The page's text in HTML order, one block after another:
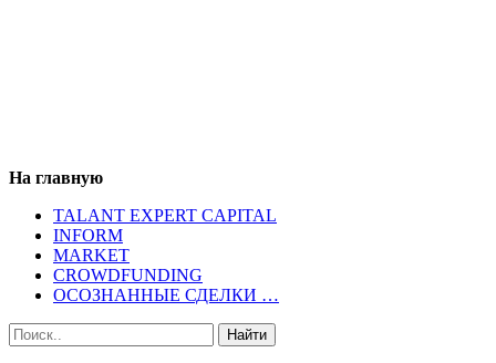
На главную
TALANT EXPERT CAPITAL
INFORM
MARKET
CROWDFUNDING
ОСОЗНАННЫЕ СДЕЛКИ …